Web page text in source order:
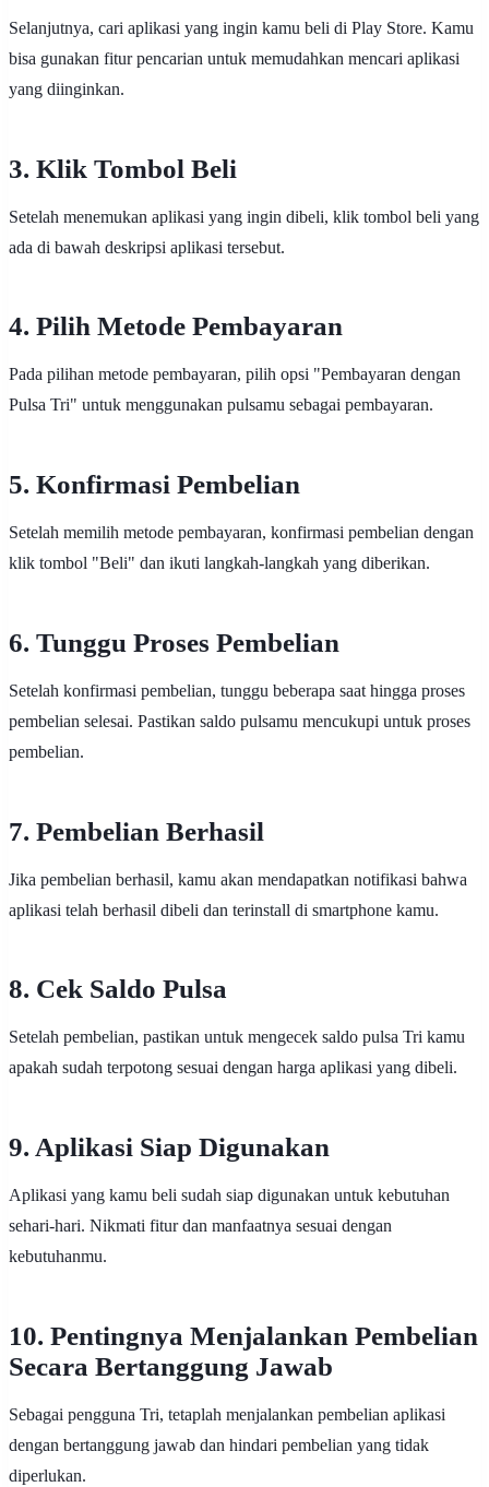
Selanjutnya, cari aplikasi yang ingin kamu beli di Play Store. Kamu
bisa gunakan fitur pencarian untuk memudahkan mencari aplikasi
yang diinginkan.
3. Klik Tombol Beli
Setelah menemukan aplikasi yang ingin dibeli, klik tombol beli yang
ada di bawah deskripsi aplikasi tersebut.
4. Pilih Metode Pembayaran
Pada pilihan metode pembayaran, pilih opsi "Pembayaran dengan
Pulsa Tri" untuk menggunakan pulsamu sebagai pembayaran.
5. Konfirmasi Pembelian
Setelah memilih metode pembayaran, konfirmasi pembelian dengan
klik tombol "Beli" dan ikuti langkah-langkah yang diberikan.
6. Tunggu Proses Pembelian
Setelah konfirmasi pembelian, tunggu beberapa saat hingga proses
pembelian selesai. Pastikan saldo pulsamu mencukupi untuk proses
pembelian.
7. Pembelian Berhasil
Jika pembelian berhasil, kamu akan mendapatkan notifikasi bahwa
aplikasi telah berhasil dibeli dan terinstall di smartphone kamu.
8. Cek Saldo Pulsa
Setelah pembelian, pastikan untuk mengecek saldo pulsa Tri kamu
apakah sudah terpotong sesuai dengan harga aplikasi yang dibeli.
9. Aplikasi Siap Digunakan
Aplikasi yang kamu beli sudah siap digunakan untuk kebutuhan
sehari-hari. Nikmati fitur dan manfaatnya sesuai dengan
kebutuhanmu.
10. Pentingnya Menjalankan Pembelian
Secara Bertanggung Jawab
Sebagai pengguna Tri, tetaplah menjalankan pembelian aplikasi
dengan bertanggung jawab dan hindari pembelian yang tidak
diperlukan.